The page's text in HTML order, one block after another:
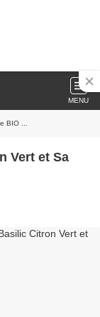
MENU
BIO ...
Vert et Sa